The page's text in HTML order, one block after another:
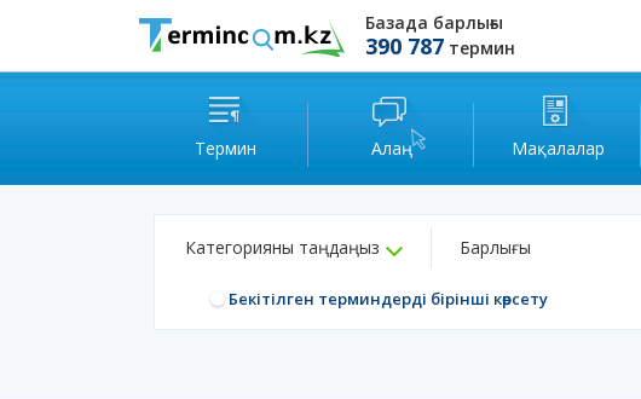
Базада барлығы
390 787 термин
Термин Алаң Мақалалар
Категорияны таңдаңыз Барлығы
Бекітілген терминдерді бірінші көрсету